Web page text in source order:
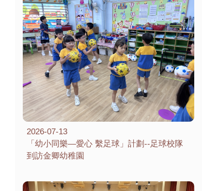
2026-07-13
「幼小同樂—愛心 繫足球」計劃--足球校隊
到訪金卿幼稚園